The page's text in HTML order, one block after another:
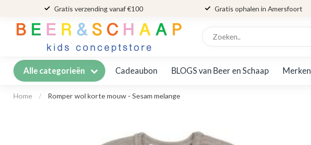
Gratis verzending vanaf €100 Gratis ophalen in Amersfoort
Alle categorieën Cadeaubon BLOGS van Beer en Schaap Merken
Home / Romper wol korte mouw - Sesam melange